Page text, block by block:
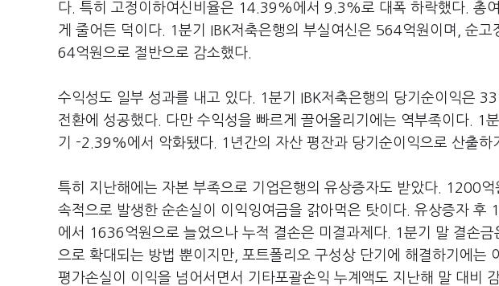
다. 특히 고정이하여신비율은 14.39%에서 9.3%로 대폭 하락했다. 총
게 줄어든 덕이다. 1분기 IBK저축은행의 부실여신은 564억원이며, 순
64억원으로 절반으로 감소했다.
수익성도 일부 성과를 내고 있다. 1분기 IBK저축은행의 당기순이익은
전환에 성공했다. 다만 수익성을 빠르게 끌어올리기에는 역부족이다. 1
기 -2.39%에서 악화됐다. 1년간의 자산 평잔과 당기순이익으로 산출하
특히 지난해에는 자본 부족으로 기업은행의 유상증자도 받았다. 1200억
속적으로 발생한 순손실이 이익잉여금을 갉아먹은 탓이다. 유상증자 후
에서 1636억원으로 늘었으나 누적 결손은 미결과제다. 1분기 말 결손
으로 확대되는 방법 뿐이지만, 포트폴리오 구성상 단기에 해결하기에는
평가손실이 이익을 넘어서면서 기타포괄손익 누계액도 지난해 말 대비